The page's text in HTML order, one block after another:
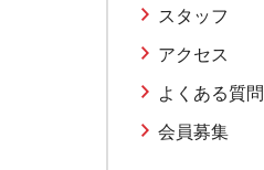
スタッフ
アクセス
よくある質問
会員募集